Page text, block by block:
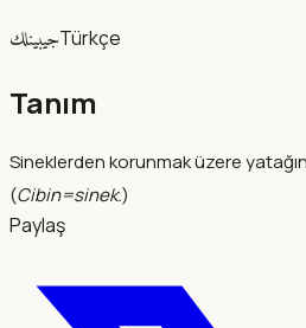
جيبينلكTürkçe
Tanım
Sineklerden korunmak üzere
(Cibin=sinek.)
Paylaş